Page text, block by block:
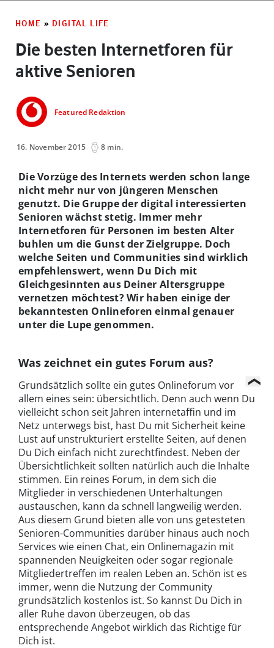
HOME » DIGITAL LIFE
Die besten Internetforen für
aktive Senioren
Featured Redaktion
16. November 2015 8 min.
Die Vorzüge des Internets werden schon lange
nicht mehr nur von jüngeren Menschen
genutzt. Die Gruppe der digital interessierten
Senioren wächst stetig. Immer mehr
Internetforen für Personen im besten Alter
buhlen um die Gunst der Zielgruppe. Doch
welche Seiten und Communities sind wirklich
empfehlenswert, wenn Du Dich mit
Gleichgesinnten aus Deiner Altersgruppe
vernetzen möchtest? Wir haben einige der
bekanntesten Onlineforen einmal genauer
unter die Lupe genommen.
Was zeichnet ein gutes Forum aus?
Grundsätzlich sollte ein gutes Onlineforum vor
allem eines sein: übersichtlich. Denn auch wenn Du
vielleicht schon seit Jahren internetaffin und im
Netz unterwegs bist, hast Du mit Sicherheit keine
Lust auf unstrukturiert erstellte Seiten, auf denen
Du Dich einfach nicht zurechtfindest. Neben der
Übersichtlichkeit sollten natürlich auch die Inhalte
stimmen. Ein reines Forum, in dem sich die
Mitglieder in verschiedenen Unterhaltungen
austauschen, kann da schnell langweilig werden.
Aus diesem Grund bieten alle von uns getesteten
Senioren-Communities darüber hinaus auch noch
Services wie einen Chat, ein Onlinemagazin mit
spannenden Neuigkeiten oder sogar regionale
Mitgliedertreffen im realen Leben an. Schön ist es
immer, wenn die Nutzung der Community
grundsätzlich kostenlos ist. So kannst Du Dich in
aller Ruhe davon überzeugen, ob das
entsprechende Angebot wirklich das Richtige für
Dich ist.